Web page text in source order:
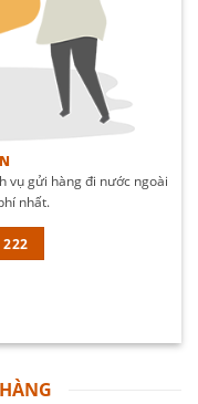
vụ gửi hàng đi nước ngoài
nhất.
222